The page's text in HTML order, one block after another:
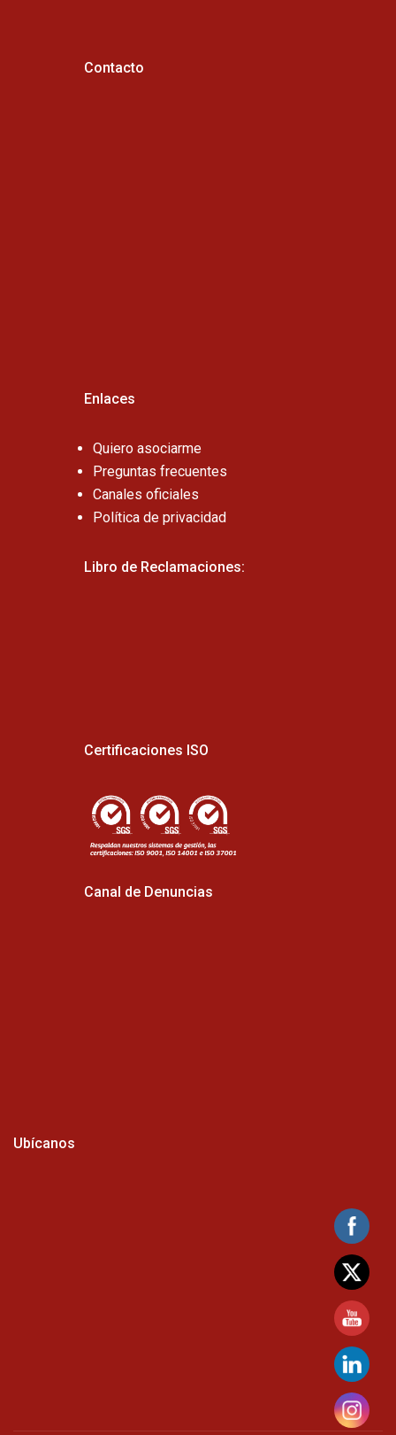
Contacto
Enlaces
Quiero asociarme
Preguntas frecuentes
Canales oficiales
Política de privacidad
Libro de Reclamaciones:
Certificaciones ISO
Canal de Denuncias
Ubícanos